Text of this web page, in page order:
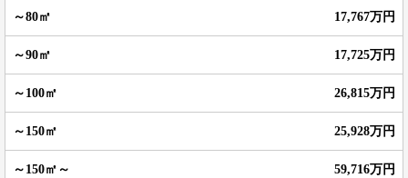
17,767万円
17,725万円
26,815万円
25,928万円
59,716万円